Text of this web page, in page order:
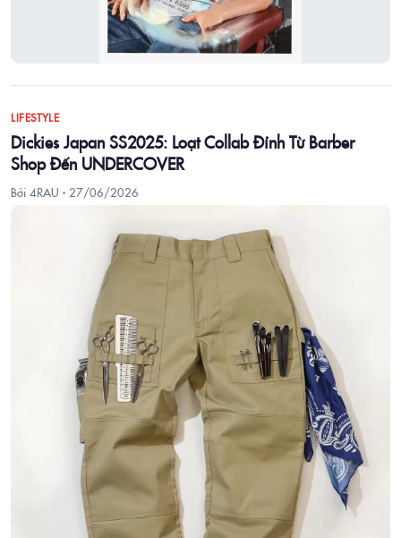
LIFESTYLE
Dickies Japan SS2025: Loạt Collab Đỉnh Từ Barber
Shop Đến UNDERCOVER
Bởi 4RAU · 27/06/2026